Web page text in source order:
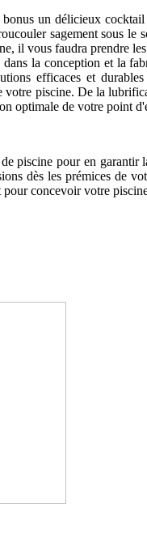
un délicieux
sagement sous
il vous faudra prendre
la conception et la
efficaces et
piscine. De la
optimale de votre point
piscine pour en
dès les prémices de
concevoir votre